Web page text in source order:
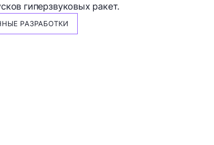
гиперзвуковых ракет.
РАЗРАБОТКИ